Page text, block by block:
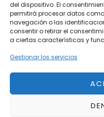
del dispositivo. El
permitirá procesar datos
navegación o las
consentir o retirar el
a ciertas características y
Gestionar los servicios
Próximos
Eclipse by
Del 12/08/
Del 02/10/
Del 02/10/